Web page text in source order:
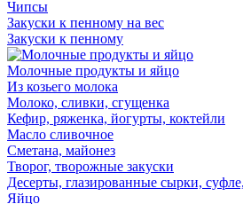
Чипсы
Закуски к пенному на вес
Закуски к пенному
Молочные продукты и яйцо
Из козьего молока
Молоко, сливки, сгущенка
Кефир, ряженка, йогурты, коктейли
Масло сливочное
Сметана, майонез
Творог, творожные закуски
Десерты, глазированные сырки,
Яйцо